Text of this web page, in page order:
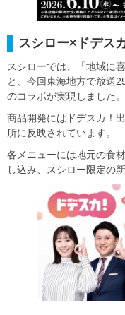
スシロー×ドデス
スシローでは、「地域に
と、今回東海地方で放送
のコラボが実現しました。
商品開発にはドデスカ！
所に反映されています。
各メニューには地元の食
し込み、スシロー限定の